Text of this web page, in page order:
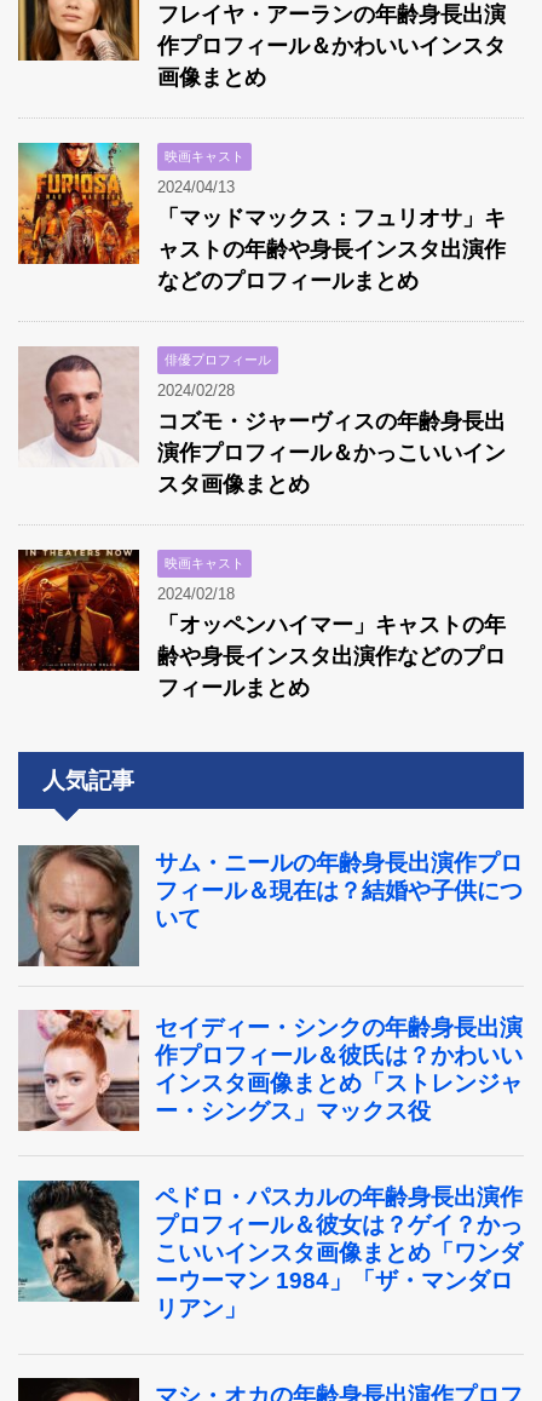
フレイヤ・アーランの年齢身長出演
作プロフィール＆かわいいインスタ
画像まとめ
映画キャスト
2024/04/13
「マッドマックス：フュリオサ」キ
ャストの年齢や身長インスタ出演作
などのプロフィールまとめ
俳優プロフィール
2024/02/28
コズモ・ジャーヴィスの年齢身長出
演作プロフィール＆かっこいいイン
スタ画像まとめ
映画キャスト
2024/02/18
「オッペンハイマー」キャストの年
齢や身長インスタ出演作などのプロ
フィールまとめ
人気記事